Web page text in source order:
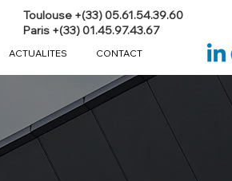
Toulouse +(33) 05.61.54.39.60
Paris +(33) 01.45.97.43.67
ACTUALITES CONTACT